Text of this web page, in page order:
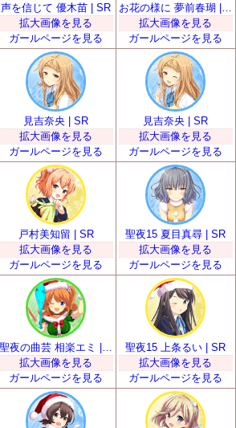
声を信じて 優木苗 | SR
拡大画像を見る
ガールページを見る
お花の様に 夢前春瑚 | SR
拡大画像を見る
ガールページを見る
見吉奈央 | SR
拡大画像を見る
ガールページを見る
見吉奈央 | SR
拡大画像を見る
ガールページを見る
戸村美知留 | SR
拡大画像を見る
ガールページを見る
聖夜15 夏目真尋 | SR
拡大画像を見る
ガールページを見る
聖夜の曲芸 相楽エミ | SR
拡大画像を見る
ガールページを見る
聖夜15 上条るい | SR
拡大画像を見る
ガールページを見る